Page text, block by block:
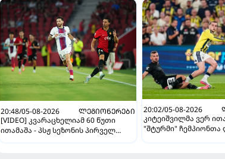
20:48/05-08-2026
ᲚᲔᲒᲘᲝᲜᲔᲠᲔᲑᲘ
[VIDEO] კვარაცხელიამ 60 წუთი
ითამაშა - პსჟ სეზონის პირველ
20:02/05-08-2026
კიტეიშვილმა ვერ
"შტურმი" ჩემპიონთა